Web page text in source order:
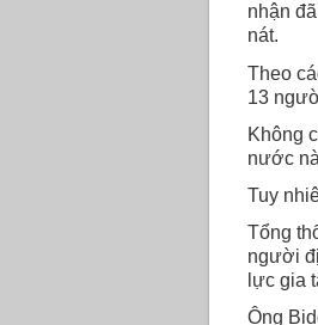
nhận
nát.
Theo
13
Không
nước
Tuy
Tổng
người
lực gia
Ông